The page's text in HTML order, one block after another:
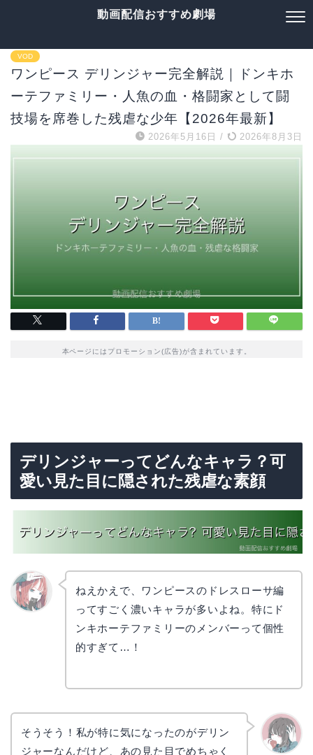
動画配信おすすめ劇場
VOD
ワンピース デリンジャー完全解説｜ドンキホ
ーテファミリー・人魚の血・格闘家として闘
技場を席巻した残虐な少年【2026年最新】
2026年5月16日 / 2026年8月3日
本ページにはプロモーション(広告)が含まれています。
デリンジャーってどんなキャラ？可
愛い見た目に隠された残虐な素顔
ねえかえで、ワンピースのドレスローサ編
ってすごく濃いキャラが多いよね。特にド
ンキホーテファミリーのメンバーって個性
的すぎて…！
そうそう！私が特に気になったのがデリン
ジャーなんだけど、あの見た目でめちゃく